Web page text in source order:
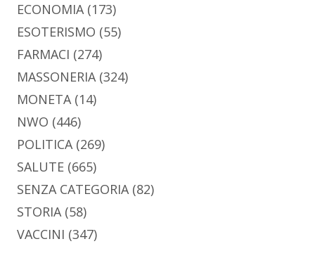
ECONOMIA(173)
ESOTERISMO (55)
FARMACI (274)
MASSONERIA(324)
MONETA(14)
NWO (446)
POLITICA(269)
SALUTE (665)
SENZA CATEGORIA(82)
STORIA(58)
VACCINI (347)